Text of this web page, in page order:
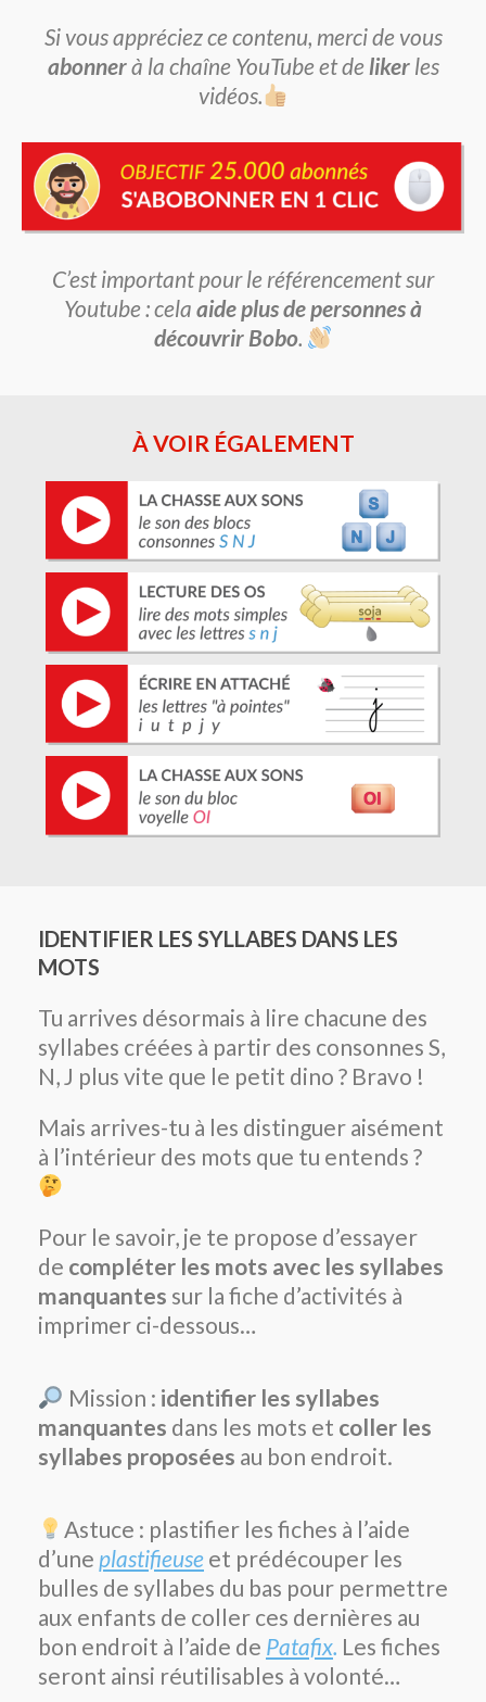
Si vous appréciez ce contenu, merci de vous
abonnerà la chaîne YouTube et de likerles
vidéos.
C’est important pour le référencement sur
Youtube : cela aide plus de personnes à
découvrir Bobo.
À VOIR ÉGALEMENT
IDENTIFIER LES SYLLABES DANS LES
MOTS
Tu arrives désormais à lire chacune des
syllabes créées à partir des consonnes S,
N, J plus vite que le petit dino ? Bravo !
Mais arrives-tu à les distinguer aisément
à l’intérieur des mots que tu entends ?
Pour le savoir, je te propose d’essayer
de compléter les mots avec les syllabes
manquantes sur la fiche d’activités à
imprimer ci-dessous…
Mission : identifier les syllabes
manquantes dans les mots et coller les
syllabes proposées au bon endroit.
Astuce : plastifier les fiches à l’aide
d’une plastifieuse et prédécouper les
bulles de syllabes du bas pour permettre
aux enfants de coller ces dernières au
bon endroit à l’aide de Patafix. Les fiches
seront ainsi réutilisables à volonté…